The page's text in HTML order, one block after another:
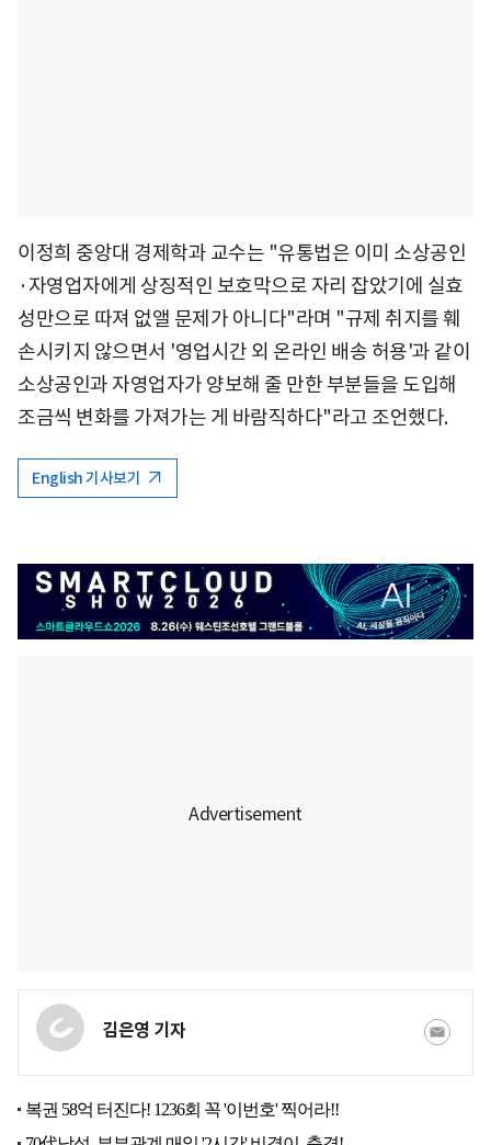
이정희 중앙대 경제학과 교수는 "유통법은 이미 소상공인
·자영업자에게 상징적인 보호막으로 자리 잡았기에 실효
성만으로 따져 없앨 문제가 아니다"라며 "규제 취지를 훼
손시키지 않으면서 '영업시간 외 온라인 배송 허용'과 같이
소상공인과 자영업자가 양보해 줄 만한 부분들을 도입해
조금씩 변화를 가져가는 게 바람직하다"라고 조언했다.
English 기사보기
김은영 기자